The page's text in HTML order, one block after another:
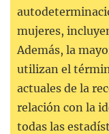
mujeres,
Además, la
utilizan el
actuales de la
relación con la
todas las